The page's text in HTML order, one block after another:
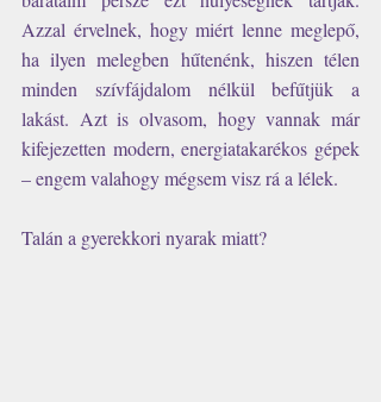
Azzal érvelnek, hogy miért lenne meglepő,
ha ilyen melegben hűtenénk, hiszen télen
minden szívfájdalom nélkül befűtjük a
lakást. Azt is olvasom, hogy vannak már
kifejezetten modern, energiatakarékos gépek
– engem valahogy mégsem visz rá a lélek.
Talán a gyerekkori nyarak miatt?